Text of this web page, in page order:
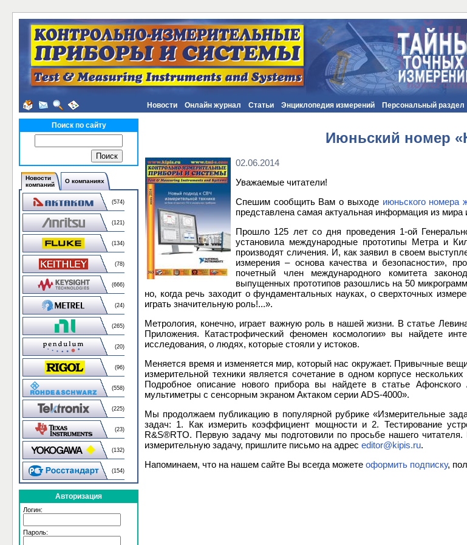
Новости Онлайн журнал Статьи Энциклопедия измерений Персональный раздел
Поиск по сайту
Новости
компаний
О компаниях
(574)
(121)
(134)
(78)
(666)
(24)
(265)
(20)
(96)
(558)
(225)
(23)
(132)
(154)
Авторизация
Логин:
Пароль:
Июньский номер
02.06.2014
Уважаемые читатели!
Спешим сообщить Вам о выходе июньского
представлена самая актуальная информация из мира
Прошло 125 лет со дня проведения 1-ой
установила международные прототипы Метра и
производят сличения. И, как заявил в своем
измерения – основа качества и безопасности»,
почетный член международного комитета
выпущенных прототипов разошлись на 50
но, когда речь заходит о фундаментальных науках, о сверхточных
играть значительную роль!...».
Метрология, конечно, играет важную роль в нашей жизни. В статье
Приложения. Катастрофический феномен космологии» вы найдете
исследования, о людях, которые стояли у истоков.
Меняется время и изменяется мир, который нас окружает. Привычные
измерительной техники является сочетание в одном корпусе
Подробное описание нового прибора вы найдете в статье
мультиметры с сенсорным экраном Актаком серии ADS-4000».
Мы продолжаем публикацию в популярной рубрике «Измерительные
задач: 1. Как измерить коэффициент мощности и 2. Тестирование
R&S®RTO. Первую задачу мы подготовили по просьбе нашего
измерительную задачу, пришлите письмо на адрес editor@kipis.ru.
Напоминаем, что на нашем сайте Вы всегда можете оформить подписку,